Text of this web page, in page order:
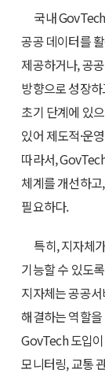
국내
공공 데이터를
제공하거나, 공
방향으로 성장
초기 단계에 있
있어 제도적·운
따라서,
체계를 개선하
필요하다.
특히, 지자체
기능할 수 있도
지자체는 공공
해결하는 역할
GovTech 도입
모니터링, 교통